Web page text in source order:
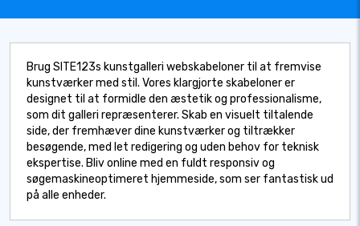
Brug SITE123s kunstgalleri webskabeloner til at fremvise
kunstværker med stil. Vores klargjorte skabeloner er
designet til at formidle den æstetik og professionalisme,
som dit galleri repræsenterer. Skab en visuelt tiltalende
side, der fremhæver dine kunstværker og tiltrækker
besøgende, med let redigering og uden behov for teknisk
ekspertise. Bliv online med en fuldt responsiv og
søgemaskineoptimeret hjemmeside, som ser fantastisk ud
på alle enheder.